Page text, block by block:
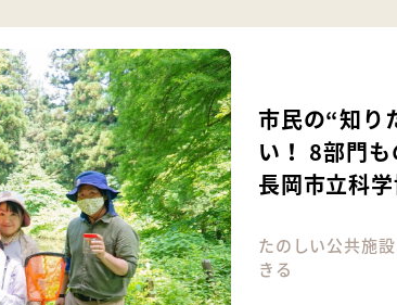
市民の“知り
い！ 8部門
長岡市立科学
たのしい公共施設
きる